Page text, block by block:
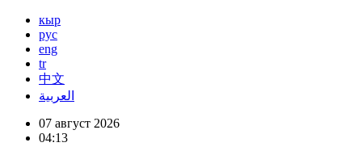
кыр
рус
eng
tr
中文
العربية
07 август 2026
04:13